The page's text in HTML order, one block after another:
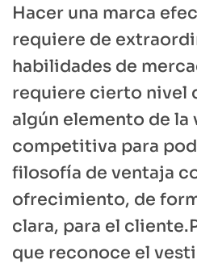
Hacer una marca
requiere de
habilidades de
requiere cierto nivel
algún elemento de la
competitiva para
filosofía de ventaja
ofrecimiento, de
clara, para el
que reconoce el